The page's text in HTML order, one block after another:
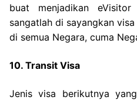
buat menjadikan
sangatlah di sayangkan
di semua Negara, cuma
10. Transit Visa
Jenis visa berikutnya